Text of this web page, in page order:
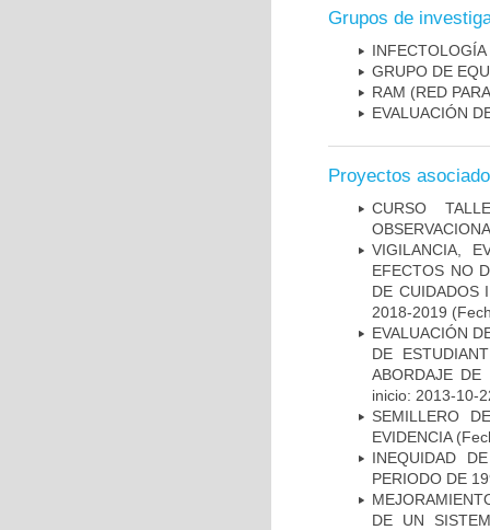
Grupos de
GRUPO DE
RAM (RED
EVALUACIÓN
Proyectos
CURSO
VIGILANCIA,
EFECTOS NO
DE CUIDADOS
2018-2019
EVALUACIÓN
DE
ABORDAJE
inicio: 2013-10-
SEMILLERO
EVIDENCIA
INEQUIDAD
PERIODO DE
DE UN